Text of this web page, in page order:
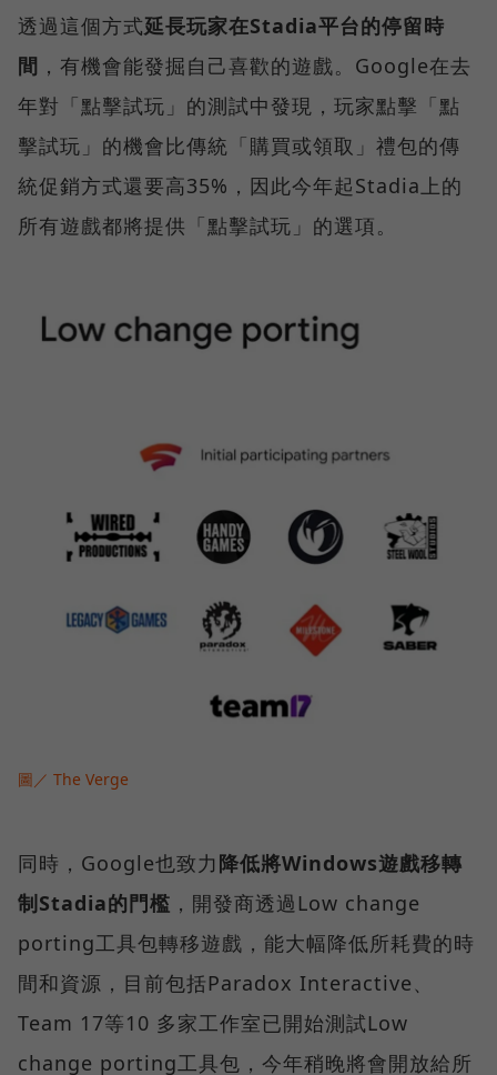
透過這個方式延長玩家在Stadia平台的停留時
間 ，有機會能發掘自己喜歡的遊戲。Google在去
年對「點擊試玩」的測試中發現，玩家點擊「點
擊試玩」的機會比傳統「購買或領取」禮包的傳
統促銷方式還要高35%，因此今年起Stadia上的
所有遊戲都將提供「點擊試玩」的選項。
圖／ The Verge
同時，Google也致力 降低將Windows遊戲移轉
制Stadia的門檻 ，開發商透過Low change
porting工具包轉移遊戲，能大幅降低所耗費的時
間和資源，目前包括Paradox Interactive、
Team 17等10 多家工作室已開始測試Low
change porting工具包，今年稍晚將會開放給所